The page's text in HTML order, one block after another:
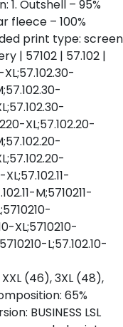
1. Outshell – 95%
fleece – 100%
print type: screen
| 57102 | 57.102 |
XL;57.102.20-
XL;57.102.11-
M;5710211-
XL;5710210-
L;57.102.10-
(46), 3XL (48),
65%
BUSINESS LSL